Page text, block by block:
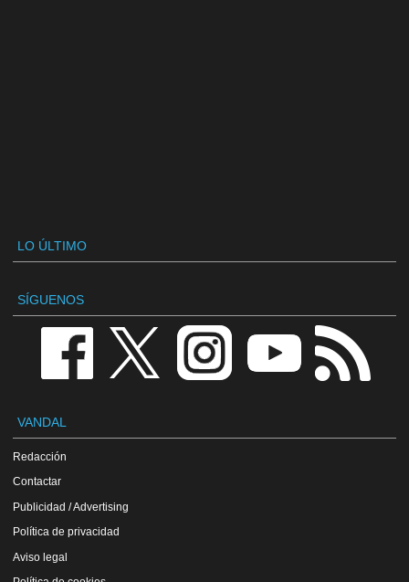
LO ÚLTIMO
SÍGUENOS
VANDAL
Redacción
Contactar
Publicidad / Advertising
Política de privacidad
Aviso legal